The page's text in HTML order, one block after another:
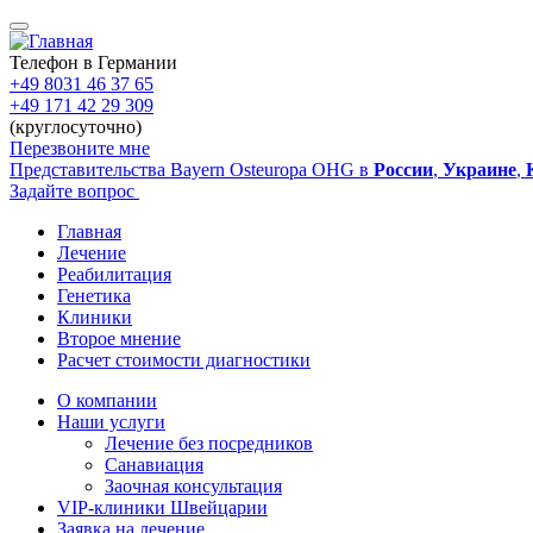
Перейти
к
основному
содержанию
Телефон в Германии
+49 8031 46 37 65
+49 171 42 29 309
(круглосуточно)
Перезвоните мне
Представительства Bayern Osteuropa OHG в России, Украине,
Задайте вопрос
Main
navigation
Главная
Лечение
Реабилитация
Генетика
Клиники
Второе мнение
Расчет стоимости диагностики
Sidebar
О компании
Наши услуги
Лечение без посредников
Санавиация
Заочная консультация
VIP-клиники Швейцарии
Заявка на лечение